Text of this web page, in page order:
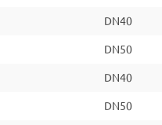
DN40
DN50
DN40
DN50